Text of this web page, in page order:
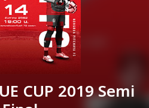
CUP 2019 Semi